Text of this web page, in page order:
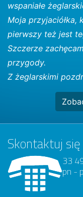
wspaniałe
Moja przyjaciółka,
pierwszy też jest
Szczerze
przygody.
Z żeglarskimi
Skontaktuj
33
pn -